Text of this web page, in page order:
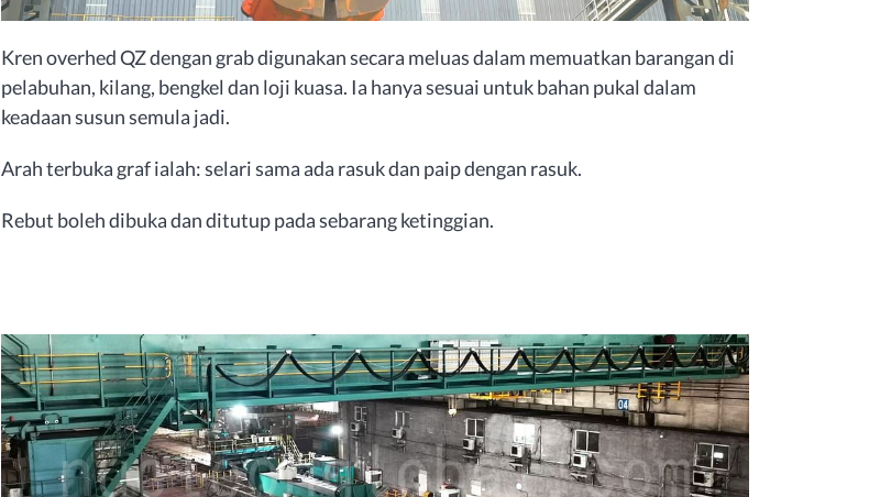
Kren overhed QZ dengan grab digunakan secara meluas dalam memuatkan barangan di
pelabuhan, kilang, bengkel dan loji kuasa. Ia hanya sesuai untuk bahan pukal dalam
keadaan susun semula jadi.
Arah terbuka graf ialah: selari sama ada rasuk dan paip dengan rasuk.
Rebut boleh dibuka dan ditutup pada sebarang ketinggian.